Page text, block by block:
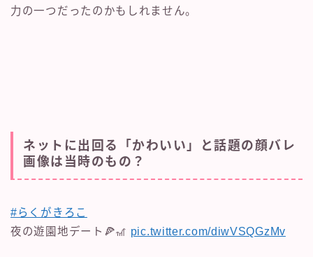
力の一つだったのかもしれません。
ネットに出回る「かわいい」と話題の顔バレ
画像は当時のもの？
#らくがきろこ
夜の遊園地デート🍕🎢 pic.twitter.com/diwVSQGzMv